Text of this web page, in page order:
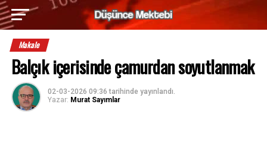
Makale
Balçık içerisinde çamurdan soyutlanmak
02-03-2026 09:36 tarihinde yayınlandı.
Yazar: Murat Sayımlar